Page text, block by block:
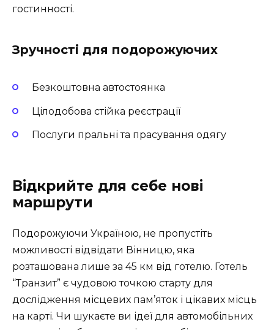
гостинності.
Зручності для подорожуючих
Безкоштовна автостоянка
Цілодобова стійка реєстрації
Послуги пральні та прасування одягу
Відкрийте для себе нові
маршрути
Подорожуючи Україною, не пропустіть
можливості відвідати Вінницю, яка
розташована лише за 45 км від готелю. Готель
“Транзит” є чудовою точкою старту для
дослідження місцевих пам’яток і цікавих місць
на карті. Чи шукаєте ви ідеї для автомобільних